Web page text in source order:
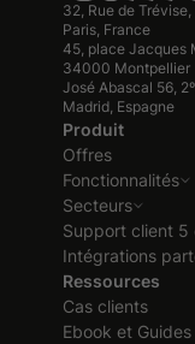
32, Rue de
Paris, France
45, place Jacques
34000 Montpellier
José Abascal 56,
Madrid, Espagne
Produit
Offres
Fonctionnalités
Secteurs
Support client 5
Intégrations
Ressources
Cas clients
Ebook et Guides